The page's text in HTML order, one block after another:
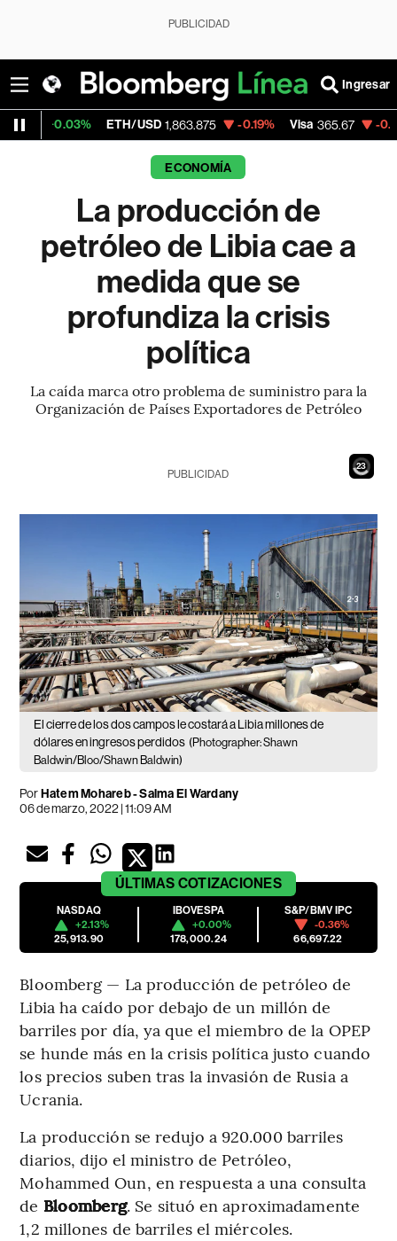
PUBLICIDAD
Ingresar
ETH/USD 1,863.875 -0.19% Visa 365.67 -0.13%
ECONOMÍA
La producción de
petróleo de Libia cae a
medida que se
profundiza la crisis
política
La caída marca otro problema de suministro para la
Organización de Países Exportadores de Petróleo
22
PUBLICIDAD
El cierre de los dos campos le costará a Libia millones de
dólares en ingresos perdidos (Photographer: Shawn
Baldwin/Bloo/Shawn Baldwin)
PorHatem Mohareb - Salma El Wardany
06 de marzo, 2022 | 11:09 AM
ÚLTIMAS COTIZACIONES
NASDAQ
+2.13%
25,913.90
IBOVESPA
+0.00%
178,000.24
S&P/BMV IPC
-0.36%
66,697.22
Bloomberg — La producción de petróleo de
Libia ha caído por debajo de un millón de
barriles por día, ya que el miembro de la OPEP
se hunde más en la crisis política justo cuando
los precios suben tras la invasión de Rusia a
Ucrania.
La producción se redujo a 920.000 barriles
diarios, dijo el ministro de Petróleo,
Mohammed Oun, en respuesta a una consulta
de Bloomberg. Se situó en aproximadamente
1,2 millones de barriles el miércoles.